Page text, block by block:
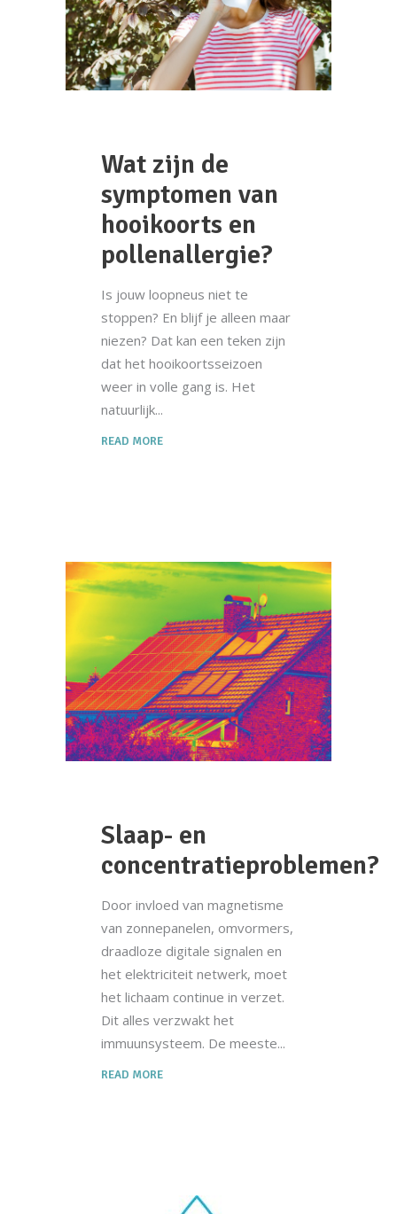
Wat zijn de
symptomen van
hooikoorts en
pollenallergie?
Is jouw loopneus niet te
stoppen? En blijf je alleen maar
niezen? Dat kan een teken zijn
dat het hooikoortsseizoen
weer in volle gang is. Het
natuurlijk
READ MORE
Slaap- en
concentratieproblemen?
Door invloed van magnetisme
van zonnepanelen, omvormers,
draadloze digitale signalen en
het elektriciteit netwerk, moet
het lichaam continue in verzet.
Dit alles verzwakt het
immuunsysteem. De meeste
READ MORE